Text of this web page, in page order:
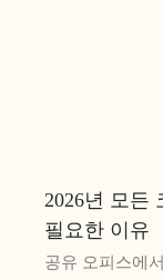
2026년 모든
필요한 이유
공유 오피스에